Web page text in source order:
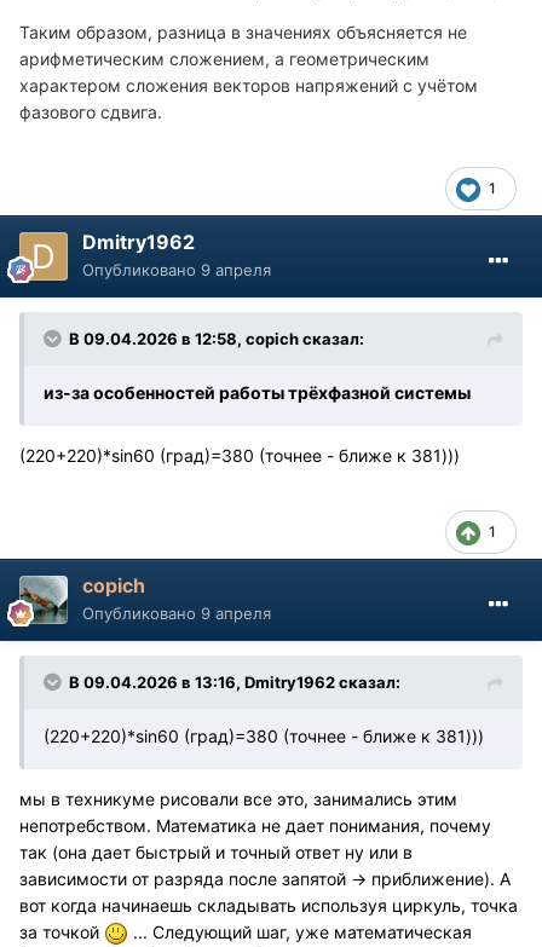
Таким образом, разница в значениях объясняется не
арифметическим сложением, а геометрическим
характером сложения векторов напряжений с учётом
фазового сдвига.
1
Dmitry1962
Опубликовано 9 апреля
В 09.04.2026 в 12:58, copichсказал:
из-за особенностей работы трёхфазной системы
(220+220)*sin60 (град)=380 (точнее - ближе к 381)))
1
copich
Опубликовано 9 апреля
В 09.04.2026 в 13:16, Dmitry1962сказал:
(220+220)*sin60 (град)=380 (точнее - ближе к 381)))
мы в техникуме рисовали все это, занимались этим
непотребством. Математика не дает понимания, почему
так (она дает быстрый и точный ответ ну или в
зависимости от разряда после запятой -> приближение). А
вот когда начинаешь складывать используя циркуль, точка
за точкой
... Следующий шаг, уже математическая